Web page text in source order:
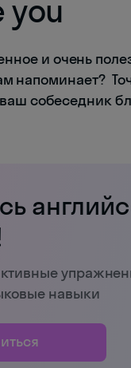
you
и очень
напоминает?
собеседник
навыки